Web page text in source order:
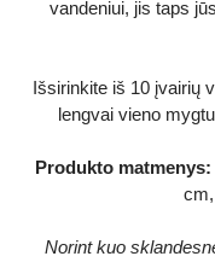
vandeniui, jis taps
Išsirinkite iš 10 įvairių
lengvai vieno
Produkto matmenys:
Norint kuo